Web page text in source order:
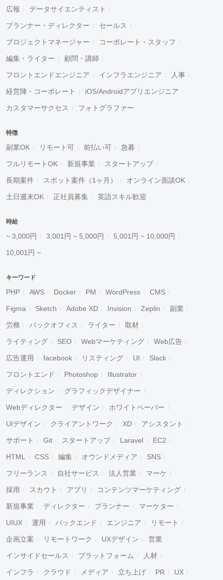
広報 データサイエンティスト
プランナー・ディレクター セールス
プロジェクトマネージャー コーポレート・スタッフ
編集・ライター 顧問・講師
フロントエンドエンジニア インフラエンジニア 人事
経営陣・コーポレート iOS/Androidアプリエンジニア
カスタマーサクセス フォトグラファー
特徴
副業OK リモート可 前払い可 急募
フルリモートOK 新規事業 スタートアップ
長期案件 スポット案件（1ヶ月） オンライン面談OK
土日週末OK 正社員募集 英語スキル歓迎
時給
~ 3,000円 3,001円 ~ 5,000円 5,001円 ~ 10,000円
10,001円 ~
キーワード
PHP AWS Docker PM WordPress CMS
Figma Sketch Adobe XD Invision Zeplin 副業
労務 バックオフィス ライター 取材
ライティング SEO Webマーケティング Web広告
広告運用 facebook リスティング UI Slack
フロントエンド Photoshop Illustrator
ディレクション グラフィックデザイナー
Webディレクター デザイン ホワイトペーパー
UIデザイン クライアントワーク XD アシスタント
サポート Git スタートアップ Laravel EC2
HTML CSS 編集 オウンドメディア SNS
フリーランス 自社サービス 法人営業 マーケ
採用 スカウト アプリ コンテンツマーケティング
新規事業 ディレクター プランナー マーケター
UIUX 運用 バックエンド エンジニア リモート
企画立案 リモートワーク UXデザイン 営業
インサイドセールス プラットフォーム 人材
インフラ クラウド メディア 立ち上げ PR UX